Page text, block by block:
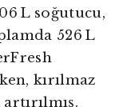
L soğutucu,
526 L
kırılmaz